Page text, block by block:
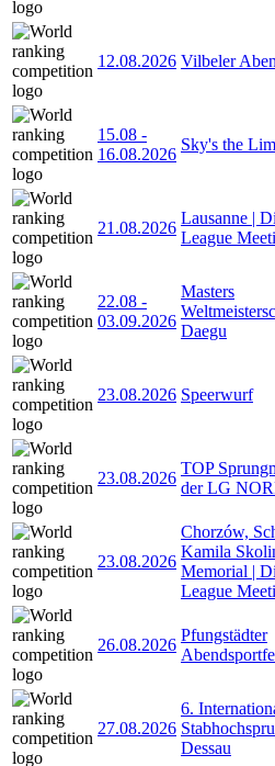
12.08.2026 Vilbeler
15.08 -
16.08.2026
Sky's the
21.08.2026
Lausanne |
League
22.08 -
03.09.2026
Masters
Daegu
23.08.2026 Speerwurf
23.08.2026
TOP
der LG
23.08.2026
Chorzów,
Kamila
Memorial |
League
26.08.2026
Pfungstädter
27.08.2026
6.
Dessau